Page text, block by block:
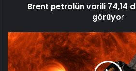
Brent petrolün varili 74,14
görüyor
NASA'nın
Güneş
sondası,
rekor